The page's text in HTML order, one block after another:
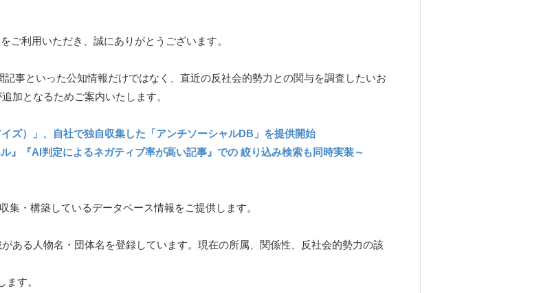
ご利用いただき、誠にありがとうございます。
事といった公知情報だけではなく、直近の反社会的勢力との関与を調査したいお
加となるためご案内いたします。
ズ）」、自社で独自収集した「アンチソーシャルDB」を提供開始
』『AI判定によるネガティブ率が高い記事』での 絞り込み検索も同時実装～
・構築しているデータベース情報をご提供します。
ある人物名・団体名を登録しています。現在の所属、関係性、反社会的勢力の該
す。